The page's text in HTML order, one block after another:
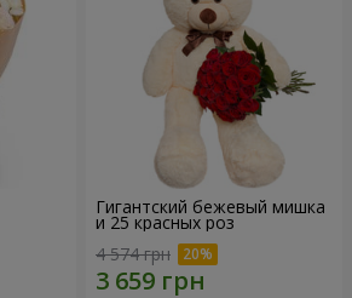
Гигантский бежевый мишка
и 25 красных роз
4 574 грн